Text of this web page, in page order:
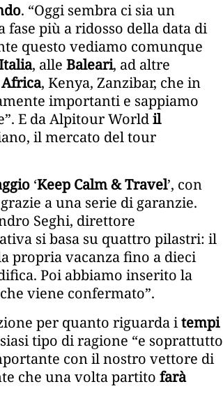
. “Oggi sembra ci sia un
più a ridosso della data di
questo vediamo comunque
, alle Baleari, ad altre
Africa, Kenya, Zanzibar, che in
importanti e sappiamo
E da Alpitour Worldil
il mercato del tour
‘Keep Calm & Travel’, con
a una serie di garanzie.
Seghi, direttore
si basa su quattro pilastri: il
propria vacanza fino a dieci
Poi abbiamo inserito la
viene confermato”.
per quanto riguarda itempi
tipo di ragione “e soprattutto
con il nostro vettore di
che una volta partito farà